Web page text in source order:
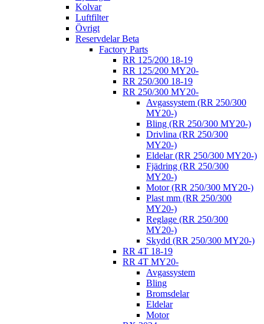
Kolvar
Luftfilter
Övrigt
Reservdelar Beta
Factory Parts
RR 125/200 18-19
RR 125/200 MY20-
RR 250/300 18-19
RR 250/300 MY20-
Avgassystem (RR 250/300
MY20-)
Bling (RR 250/300 MY20-)
Drivlina (RR 250/300
MY20-)
Eldelar (RR 250/300 MY20-)
Fjädring (RR 250/300
MY20-)
Motor (RR 250/300 MY20-)
Plast mm (RR 250/300
MY20-)
Reglage (RR 250/300
MY20-)
Skydd (RR 250/300 MY20-)
RR 4T 18-19
RR 4T MY20-
Avgassystem
Bling
Bromsdelar
Eldelar
Motor